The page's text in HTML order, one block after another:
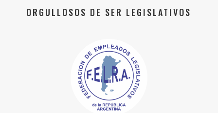
ORGULLOSOS DE SER LEGISLATIVOS